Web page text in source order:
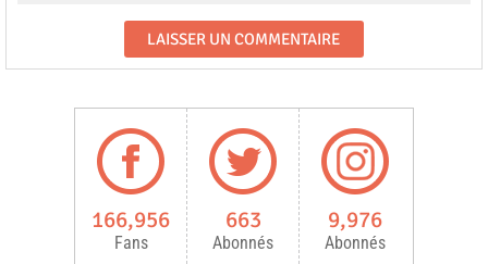
166,956
Fans
663
Abonnés
9,976
Abonnés